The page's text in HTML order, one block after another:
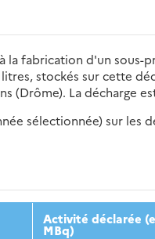
fabrication d'un
stockés sur cette
(Drôme). La décharge
sélectionnée) sur les
2019
Activité déclarée
MBq)